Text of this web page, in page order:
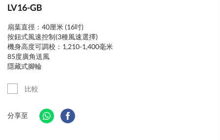
LV16-GB
扇葉直徑：40厘米 (16吋)
按鈕式風速控制(3種風速選擇)
機身高度可調校：1,210-1,400毫米
85度廣角送風
隱藏式腳輪
比較
分享至